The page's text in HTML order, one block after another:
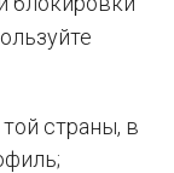
страны, в